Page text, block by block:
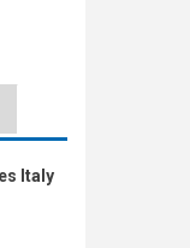
Italy